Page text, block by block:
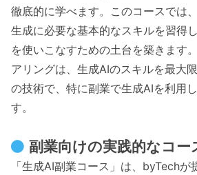
徹底的に学べます。このコースでは
生成に必要な基本的なスキルを習得
を使いこなすための土台を築きます
アリングは、生成AIのスキルを最大
の技術で、特に副業で生成AIを利用
す。
副業向けの実践的なコー
「生成AI副業コース」は、byTech